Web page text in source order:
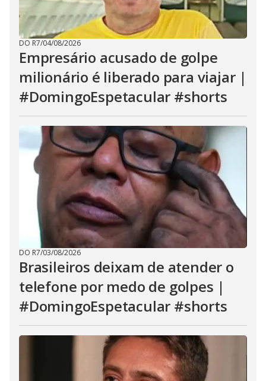
DO R7/04/08/2026
Empresário acusado de golpe
milionário é liberado para viajar |
#DomingoEspetacular #shorts
DO R7/03/08/2026
Brasileiros deixam de atender o
telefone por medo de golpes |
#DomingoEspetacular #shorts